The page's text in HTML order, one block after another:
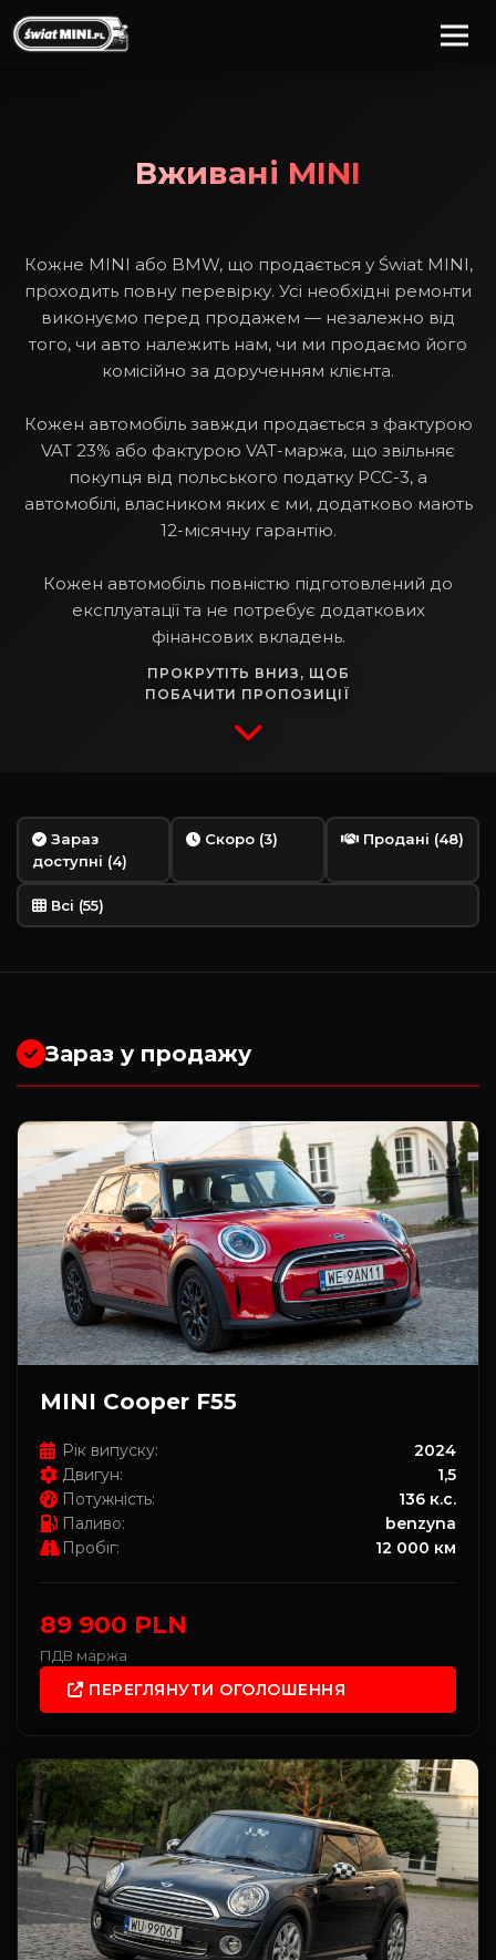
Вживані MINI
Кожне MINI або BMW, що продається у Świat MINI,
проходить повну перевірку. Усі необхідні ремонти
виконуємо перед продажем — незалежно від
того, чи авто належить нам, чи ми продаємо його
комісійно за дорученням клієнта.
Кожен автомобіль завжди продається з фактурою
VAT 23% або фактурою VAT-маржа, що звільняє
покупця від польського податку PCC-3, а
автомобілі, власником яких є ми, додатково мають
12-місячну гарантію.
Кожен автомобіль повністю підготовлений до
експлуатації та не потребує додаткових
фінансових вкладень.
ПРОКРУТІТЬ ВНИЗ, ЩОБ
ПОБАЧИТИ ПРОПОЗИЦІЇ
Зараз
доступні (4)
Скоро (3) Продані (48)
Всі (55)
Зараз у продажу
MINI Cooper F55
Рік випуску:
2024
Двигун:
1,5
Потужність:
136 к.с.
Паливо:
benzyna
Пробіг:
12 000 км
89 900 PLN
ПДВ маржа
ПЕРЕГЛЯНУТИ ОГОЛОШЕННЯ